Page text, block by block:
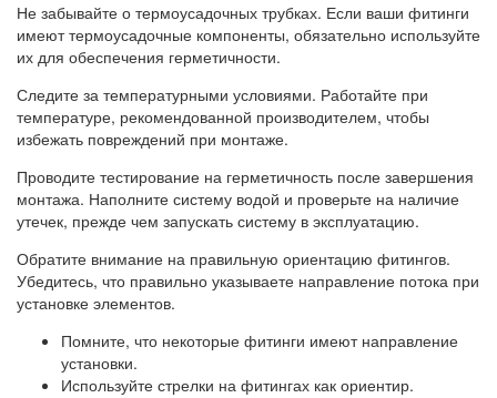
Не забывайте о термоусадочных трубках. Если ваши фитинги
имеют термоусадочные компоненты, обязательно используйте
их для обеспечения герметичности.
Следите за температурными условиями. Работайте при
температуре, рекомендованной производителем, чтобы
избежать повреждений при монтаже.
Проводите тестирование на герметичность после завершения
монтажа. Наполните систему водой и проверьте на наличие
утечек, прежде чем запускать систему в эксплуатацию.
Обратите внимание на правильную ориентацию фитингов.
Убедитесь, что правильно указываете направление потока при
установке элементов.
Помните, что некоторые фитинги имеют направление
установки.
Используйте стрелки на фитингах как ориентир.